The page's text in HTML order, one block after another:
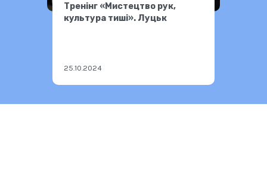
Тренінг «Мистецтво рук,
культура тиші». Луцьк
25.10.2024